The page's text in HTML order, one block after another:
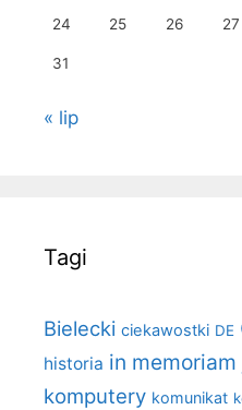
24 25 26 27
31
« lip
Tagi
Bielecki ciekawostki DE
historia in memoriam
komputery komunikat